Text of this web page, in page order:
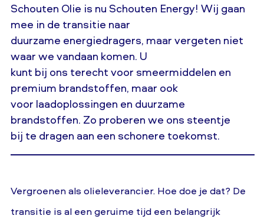
Schouten Olie is nu Schouten Energy! Wij gaan
mee in de transitie naar
duurzame energiedragers, maar vergeten niet
waar we vandaan komen. U
kunt bij ons terecht voor smeermiddelen en
premium brandstoffen, maar ook
voor laadoplossingen en duurzame
brandstoffen. Zo proberen we ons steentje
bij te dragen aan een schonere toekomst.
Vergroenen als olieleverancier. Hoe doe je dat? De
transitie is al een geruime tijd een belangrijk